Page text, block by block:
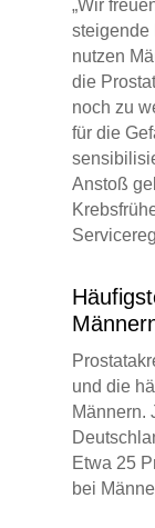
„Wir
steigende
nutzen
die
noch zu
für die
Anstoß
und die
Männern.
Etwa 25
bei